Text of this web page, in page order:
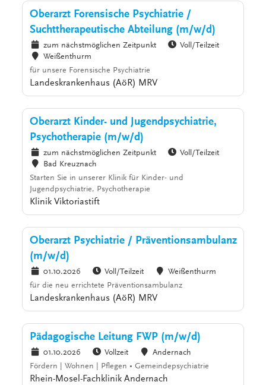
Oberarzt Forensische Psychiatrie /
Suchttherapeutische Abteilung (m/w/d)
zum nächstmöglichen Zeitpunkt
Voll/Teilzeit
Weißenthurm
für unsere Forensische Psychiatrie
Landeskrankenhaus (AöR) MRV
Oberarzt Kinder- und Jugendpsychiatrie,
Psychotherapie (m/w/d)
zum nächstmöglichen Zeitpunkt
Voll/Teilzeit
Bad Kreuznach
Starten Sie in unserer Klinik für Kinder- und
Jugendpsychiatrie, Psychotherapie
Klinik Viktoriastift
Oberarzt Psychiatrie / Präventionsambulanz
(m/w/d)
01.10.2026 Voll/Teilzeit
Weißenthurm
für die neu errichtete Präventionsambulanz
Landeskrankenhaus (AöR) MRV
Pädagogische Leitung FWP (m/w/d)
01.10.2026 Vollzeit
Andernach
Fördern | Wohnen | Pflegen • Gemeindepsychiatrie
Rhein-Mosel-Fachklinik Andernach